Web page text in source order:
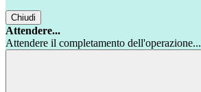
Chiudi
Attendere...
Attendere il completamento dell'operazione...